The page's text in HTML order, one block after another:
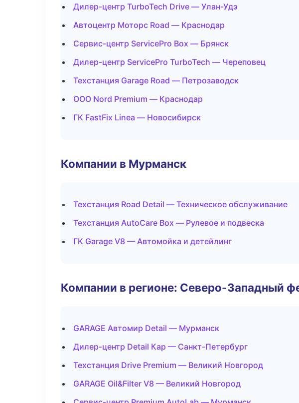
Дилер-центр TurboTech Drive — Улан-Удэ
Автоцентр Моторс Road — Краснодар
Сервис-центр ServicePro Box — Брянск
Дилер-центр ServicePro TurboTech — Череповец
Техстанция Garage Road — Петрозаводск
ООО Nord Premium — Краснодар
ГК FastFix Linea — Новосибирск
Компании в Мурманск
Техстанция Road Detail — Техническое обслуживание
Техстанция AutoCare Box — Рулевое и подвеска
ГК Garage V8 — Автомойка и детейлинг
Компании в регионе: Северо-Западный
GARAGE Автомир Detail — Мурманск
Дилер-центр Detail Кар — Санкт-Петербург
Техстанция Drive Premium — Великий Новгород
GARAGE Oil&Filter V8 — Великий Новгород